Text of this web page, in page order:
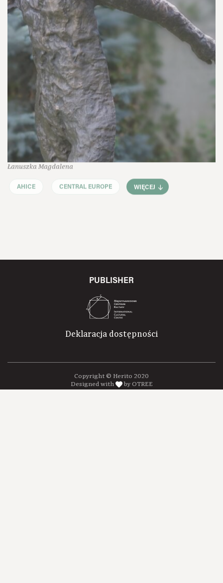
Łanuszka Magdalena
AHICE CENTRAL EUROPE WIĘCEJ
PUBLISHER
Deklaracja dostępności
Copyright © Herito 2020
Designed with
by OTREE